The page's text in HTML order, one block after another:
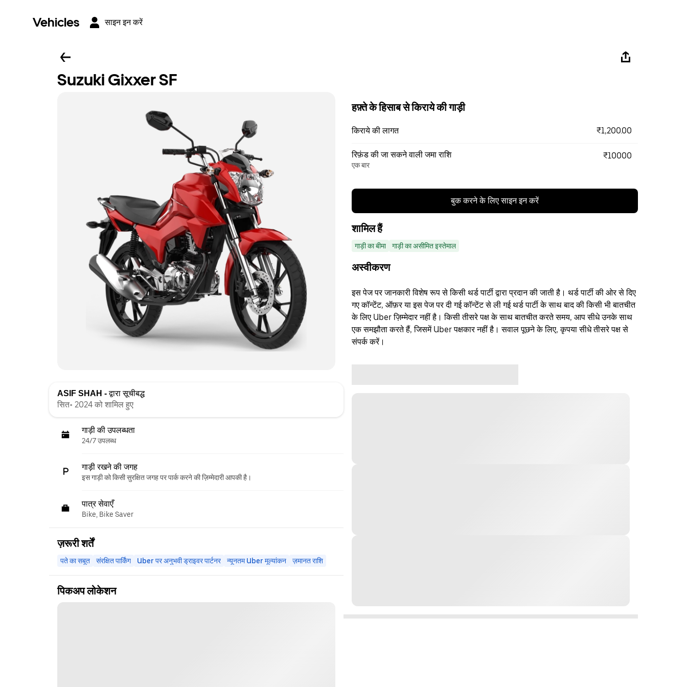
Vehicles साइन इन करें
Suzuki Gixxer SF
ASIF SHAH -द्वारा सूचीबद्ध
सित॰ 2024 को शामिल हुए
गाड़ी की उपलब्धता
24/7 उपलब्ध
गाड़ी रखने की जगह
इस गाड़ी को किसी सुरक्षित जगह पर पार्क करने की ज़िम्मेदारी आपकी है।
पात्र सेवाएँ
Bike, Bike Saver
ज़रूरी शर्तें
पते का सबूत संरक्षित पार्किंग Uber पर अनुभवी ड्राइवर पार्टनर न्यूनतम Uber मूल्यांकन ज़मानत राशि
पिकअप लोकेशन
हफ़्ते के हिसाब से किराये की गाड़ी
किराये की लागत ₹1,200.00
रिफ़ंड की जा सकने वाली जमा राशि
एक बार
₹10000
बुक करने के लिए साइन इन करें
शामिल हैं
गाड़ी का बीमा गाड़ी का असीमित इस्तेमाल
अस्वीकरण
इस पेज पर जानकारी विशेष रूप से किसी थर्ड पार्टी द्वारा प्रदान की जाती है। थर्ड पार्टी की ओर से दिए
गए कॉन्टेंट, ऑफ़र या इस पेज पर दी गई कॉन्टेंट से ली गई थर्ड पार्टी के साथ बाद की किसी भी बातचीत
के लिए Uber ज़िम्मेदार नहीं है। किसी तीसरे पक्ष के साथ बातचीत करते समय, आप सीधे उनके साथ
एक समझौता करते हैं, जिसमें Uber पक्षकार नहीं है। सवाल पूछने के लिए, कृपया सीधे तीसरे पक्ष से
संपर्क करें।